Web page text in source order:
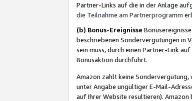
Partner-Links auf die in der Anlage
die Teilnahme am Partnerprogramm
(b) Bonus-Ereignisse
beschriebenen Sondervergütungen in
sein muss, durch einen Partner-Link
Bonusaktion durchführt.
Amazon zahlt keine Sondervergütung,
unter Angabe ungültiger E-Mail-
auf Ihrer Website resultieren).